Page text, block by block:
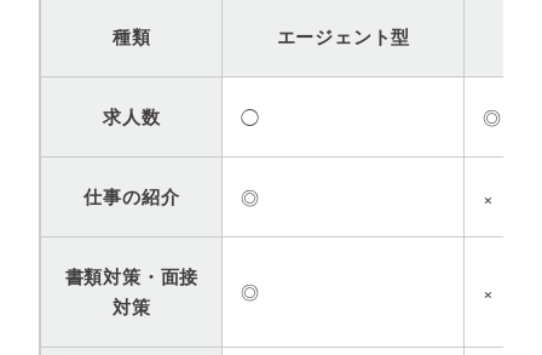
種類 エージェント型
求人数 ◯ ◎
仕事の紹介 ◎ ×
書類対策・面接
対策
◎ ×